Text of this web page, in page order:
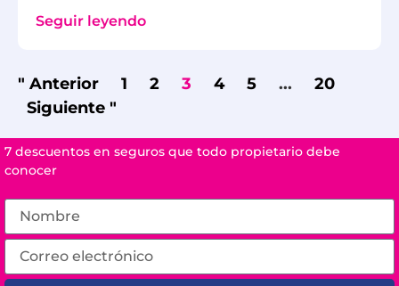
Seguir leyendo
" Anterior 1 2 3 4 5 ...
20
Siguiente "
7 descuentos en seguros que todo propietario debe
conocer